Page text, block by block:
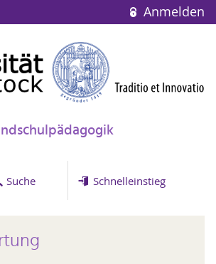
Anmelden
Suche Schnelleinstieg